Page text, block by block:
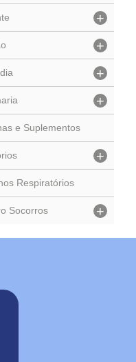
+
+
+
+
e Suplementos
+
Respiratórios
Socorros +